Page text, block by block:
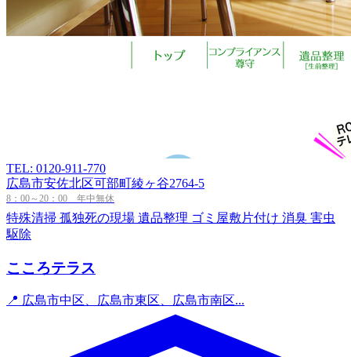
TEL: 0120-911-770
広島市安佐北区可部町綾ヶ谷2764-5
8：00～20：00 年中無休
特殊清掃 孤独死の現場 遺品整理 ゴミ屋敷片付け 消臭 害虫
駆除
こころテラス
📍 広島市中区、広島市東区、広島市南区...